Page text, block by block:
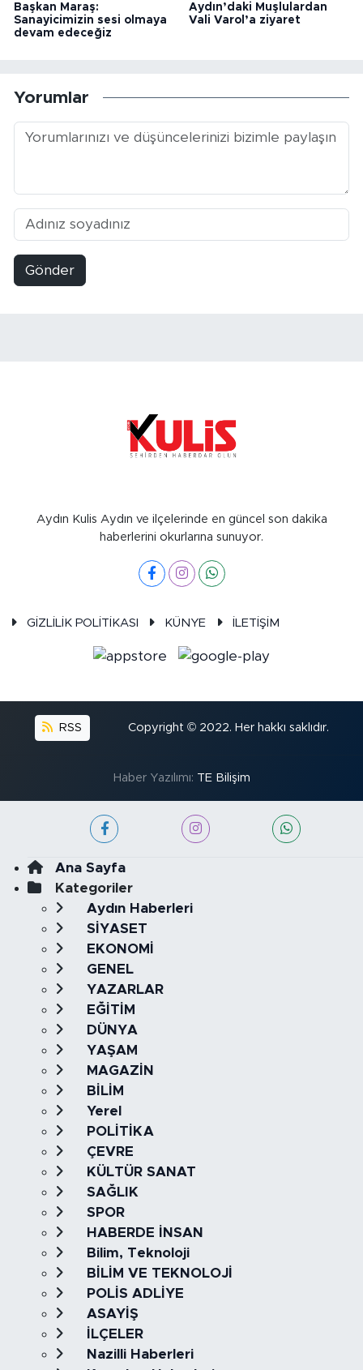
Başkan Maraş:
Sanayicimizin sesi olmaya
devam edeceğiz
Aydın’daki Muşlulardan
Vali Varol’a ziyaret
Yorumlar
Gönder
Aydın Kulis Aydın ve ilçelerinde en güncel son dakika
haberlerini okurlarına sunuyor.
GİZLİLİK POLİTİKASI KÜNYE İLETİŞİM
RSS Copyright © 2022. Her hakkı saklıdır.
Haber Yazılımı: TE Bilişim
Ana Sayfa
Kategoriler
Aydın Haberleri
SİYASET
EKONOMİ
GENEL
YAZARLAR
EĞİTİM
DÜNYA
YAŞAM
MAGAZİN
BİLİM
Yerel
POLİTİKA
ÇEVRE
KÜLTÜR SANAT
SAĞLIK
SPOR
HABERDE İNSAN
Bilim, Teknoloji
BİLİM VE TEKNOLOJİ
POLİS ADLİYE
ASAYİŞ
İLÇELER
Nazilli Haberleri